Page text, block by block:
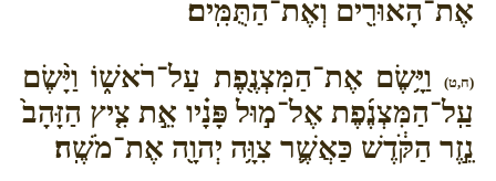
אֶת־הָאוּרִ֖ים וְאֶת־הַתֻּמִּֽים׃
(ח,ט)
וַיָּ֥שֶׂם אֶת־הַמִּצְנֶ֖פֶת עַל־רֹאשׁ֑וֹ וַיָּ֨שֶׂם
עַֽל־הַמִּצְנֶ֜פֶת אֶל־מ֣וּל פָּנָ֗יו אֵ֣ת צִ֤יץ הַזָּהָב֙
נֵ֣זֶר הַקֹּ֔דֶשׁ כַּאֲשֶׁ֛ר צִוָּ֥ה יְהוָ֖ה אֶת־מֹשֶֽׁה׃